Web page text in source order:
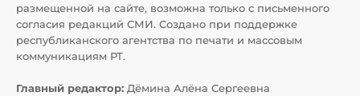
размещенной на сайте, возможна только с письменного
согласия редакций СМИ. Создано при поддержке
республиканского агентства по печати и массовым
коммуникациям РТ.
Главный редактор: Дёмина Алёна Сергеевна